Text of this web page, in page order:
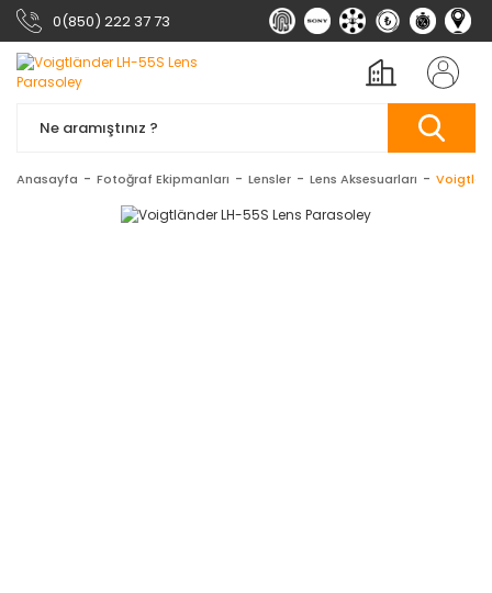
0(850) 222 37 73
Anasayfa Fotoğraf Ekipmanları Lensler Lens Aksesuarları